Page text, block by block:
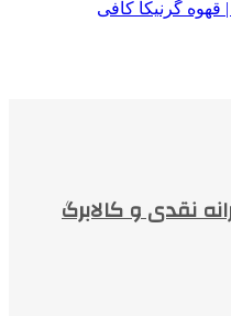
قهوه گرنیکا کافی
نقدی و کالابرگ